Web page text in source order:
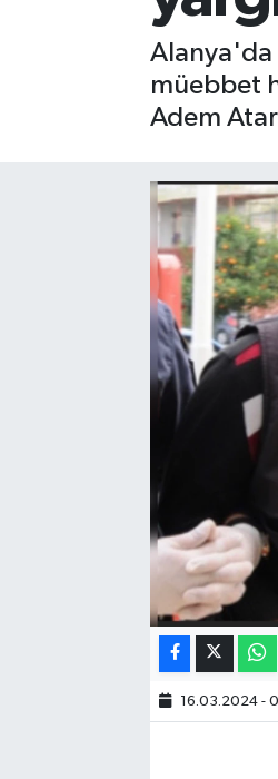
Alanya'da
müebbet
Adem
16.03.2024 -
Gizlilik İlkeleri - Privacy